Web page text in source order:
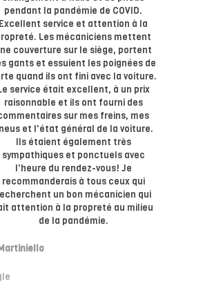
pendant la pandémie de COVID.
Excellent service et attention à la
Les mécaniciens mettent
couverture sur le siège, portent
gants et essuient les poignées de
quand ils ont fini avec la voiture.
service était excellent, à un prix
raisonnable et ils ont fourni des
sur mes freins, mes
et l'état général de la voiture.
Ils étaient également très
sympathiques et ponctuels avec
l'heure du rendez-vous! Je
recommanderais à tous ceux qui
un bon mécanicien qui
attention à la propreté au milieu
de la pandémie.